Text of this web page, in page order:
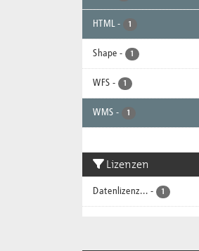
HTML - 1
Shape - 1
WFS - 1
WMS - 1
Lizenzen
Datenlizenz... - 1